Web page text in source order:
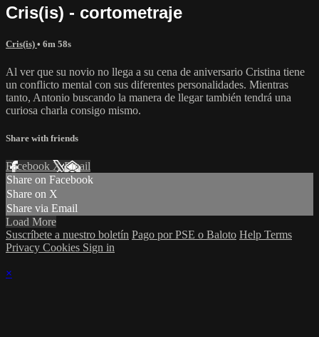
Cris(is) - cortometraje
Cris(is) • 6m 58s
Al ver que su novio no llega a su cena de aniversario Cristina tiene
un conflicto mental con sus diferentes personalidades. Mientras
tanto, Antonio buscando la manera de llegar también tendrá una
curiosa charla consigo mismo.
Share with friends
Facebook XEmail
Share on Facebook
Share on X
Share via Email
Load More
Suscríbete a nuestro boletín Pago por PSE o Baloto Help Terms
Privacy Cookies Sign in
×